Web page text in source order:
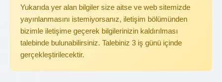
Yukarıda yer alan bilgiler size aitse ve web sitemizde
yayınlanmasını istemiyorsanız, iletişim bölümünden
bizimle iletişime geçerek bilgilerinizin kaldırılması
talebinde bulunabilirsiniz. Talebiniz 3 iş günü içinde
gerçekleştirilecektir.